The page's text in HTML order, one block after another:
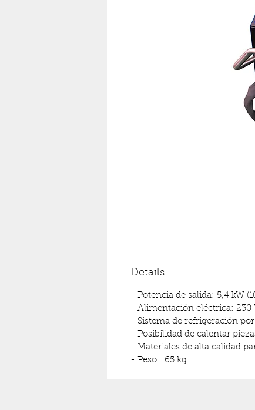
Details
- Potencia de salida: 5,4 kW
- Alimentación eléctrica: 230
- Sistema de refrigeración
- Posibilidad de calentar
- Materiales de alta calidad
- Peso : 65 kg